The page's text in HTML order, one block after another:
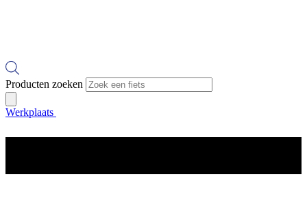
Producten zoeken
Werkplaats